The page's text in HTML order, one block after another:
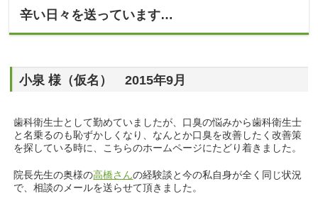
辛い日々を送っています…
小泉 様（仮名） 2015年9月
歯科衛生士として勤めていましたが、口臭の悩みから歯科衛生士
と名乗るのも恥ずかしくなり、なんとか口臭を改善したく改善策
を探している時に、こちらのホームページにたどり着きました。
院長先生の奥様の高橋さんの経験談と今の私自身が全く同じ状況
で、相談のメールを送らせて頂きました。